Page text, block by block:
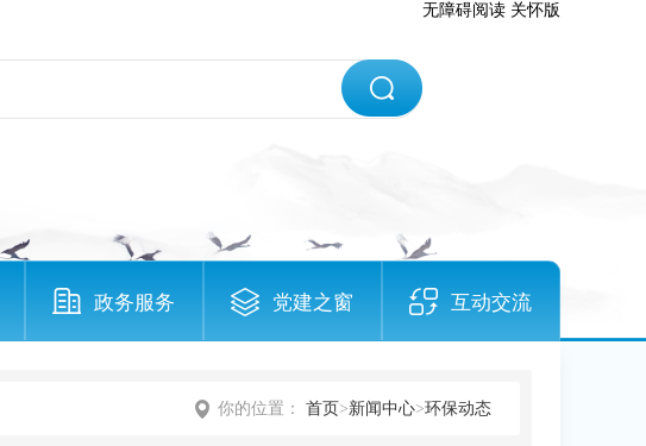
无障碍阅读 关怀版
政务服务 党建之窗 互动交流
你的位置： 首页>新闻中心>环保动态